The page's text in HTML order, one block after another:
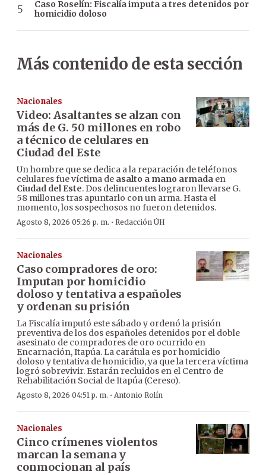
Caso Roselín: Fiscalía imputa a tres detenidos por
homicidio doloso
Más contenido de esta sección
Nacionales
Video: Asaltantes se alzan con
más de G. 50 millones en robo
a técnico de celulares en
Ciudad del Este
Un hombre que se dedica a la reparación de teléfonos
celulares fue víctima de asalto a mano armada en
Ciudad del Este. Dos delincuentes lograron llevarse G.
58 millones tras apuntarlo con un arma. Hasta el
momento, los sospechosos no fueron detenidos.
Agosto 8, 2026 05:26 p. m. · Redacción ÚH
Nacionales
Caso compradores de oro:
Imputan por homicidio
doloso y tentativa a españoles
y ordenan su prisión
La Fiscalía imputó este sábado y ordenó la prisión
preventiva de los dos españoles detenidos por el doble
asesinato de compradores de oro ocurrido en
Encarnación, Itapúa. La carátula es por homicidio
doloso y tentativa de homicidio, ya que la tercera víctima
logró sobrevivir. Estarán recluidos en el Centro de
Rehabilitación Social de Itapúa (Cereso).
Agosto 8, 2026 04:51 p. m. · Antonio Rolín
Nacionales
Cinco crímenes violentos
marcan la semana y
conmocionan al país